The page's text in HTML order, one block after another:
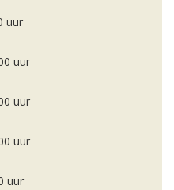
uur
uur
uur
uur
uur